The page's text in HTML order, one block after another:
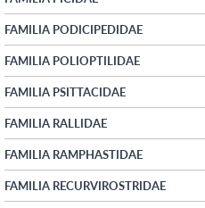
FAMILIA PODICIPEDIDAE
FAMILIA POLIOPTILIDAE
FAMILIA PSITTACIDAE
FAMILIA RALLIDAE
FAMILIA RAMPHASTIDAE
FAMILIA RECURVIROSTRIDAE